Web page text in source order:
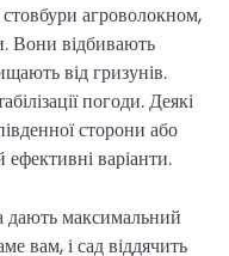
агроволокном,
Вони відбивають
від гризунів.
погоди. Деякі
сторони або
варіанти.
дають максимальний
вам, і сад віддячить